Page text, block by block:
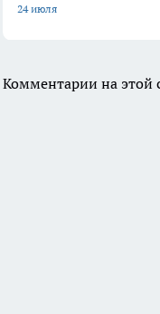
24 июля
Комментарии на этой